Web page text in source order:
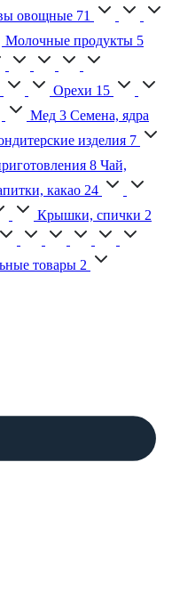
овощные 71
Молочные продукты 5
Орехи 15
Мед 3 Семена, ядра
изделия 7
8 Чай,
какао 24
Крышки, спички 2
товары 2